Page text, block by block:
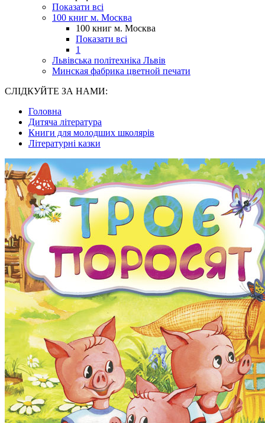
Показати всі
100 книг м. Москва
100 книг м. Москва
Показати всі
1
Львівська політехніка Львів
Минская фабрика цветной печати
СЛІДКУЙТЕ ЗА НАМИ:
Головна
Дитяча література
Книги для молодших школярів
Літературні казки